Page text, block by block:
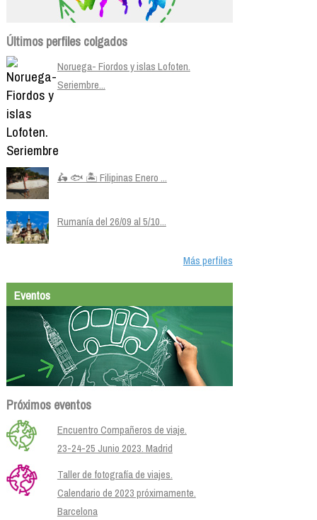
Últimos perfiles colgados
Noruega- Fiordos y islas Lofoten.
Seriembre...
🛵 🐟 🏝️ Filipinas Enero ...
Rumanía del 26/09 al 5/10...
Más perfiles
Eventos
Próximos eventos
Encuentro Compañeros de viaje.
23-24-25 Junio 2023. Madrid
Taller de fotografía de viajes.
Calendario de 2023 próximamente.
Barcelona